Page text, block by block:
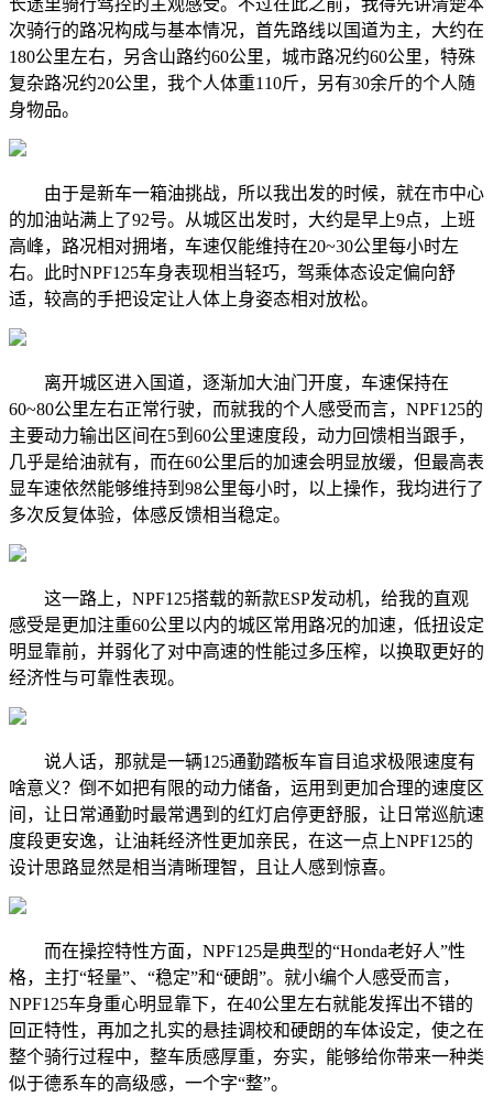
长途里骑行驾控的主观感受。不过在此之前，我得先讲清楚本
次骑行的路况构成与基本情况，首先路线以国道为主，大约在
180公里左右，另含山路约60公里，城市路况约60公里，特殊
复杂路况约20公里，我个人体重110斤，另有30余斤的个人随
身物品。
由于是新车一箱油挑战，所以我出发的时候，就在市中心
的加油站满上了92号。从城区出发时，大约是早上9点，上班
高峰，路况相对拥堵，车速仅能维持在20~30公里每小时左
右。此时NPF125车身表现相当轻巧，驾乘体态设定偏向舒
适，较高的手把设定让人体上身姿态相对放松。
离开城区进入国道，逐渐加大油门开度，车速保持在
60~80公里左右正常行驶，而就我的个人感受而言，NPF125的
主要动力输出区间在5到60公里速度段，动力回馈相当跟手，
几乎是给油就有，而在60公里后的加速会明显放缓，但最高表
显车速依然能够维持到98公里每小时，以上操作，我均进行了
多次反复体验，体感反馈相当稳定。
这一路上，NPF125搭载的新款ESP发动机，给我的直观
感受是更加注重60公里以内的城区常用路况的加速，低扭设定
明显靠前，并弱化了对中高速的性能过多压榨，以换取更好的
经济性与可靠性表现。
说人话，那就是一辆125通勤踏板车盲目追求极限速度有
啥意义？倒不如把有限的动力储备，运用到更加合理的速度区
间，让日常通勤时最常遇到的红灯启停更舒服，让日常巡航速
度段更安逸，让油耗经济性更加亲民，在这一点上NPF125的
设计思路显然是相当清晰理智，且让人感到惊喜。
而在操控特性方面，NPF125是典型的“Honda老好人”性
格，主打“轻量”、“稳定”和“硬朗”。就小编个人感受而言，
NPF125车身重心明显靠下，在40公里左右就能发挥出不错的
回正特性，再加之扎实的悬挂调校和硬朗的车体设定，使之在
整个骑行过程中，整车质感厚重，夯实，能够给你带来一种类
似于德系车的高级感，一个字“整”。